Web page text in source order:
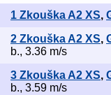
1 Zkouška A2 XS,
2 Zkouška A2 XS,
b., 3.36 m/s
3 Zkouška A2 XS,
b., 3.59 m/s